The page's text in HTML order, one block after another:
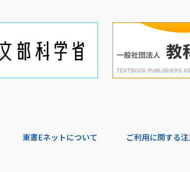
東書Eネットについて ご利用に関する